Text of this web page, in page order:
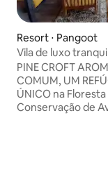
Resort ⋅ Pangoot
Vila de luxo
PINE CROFT
COMUM, UM
ÚNICO na
Conservação de